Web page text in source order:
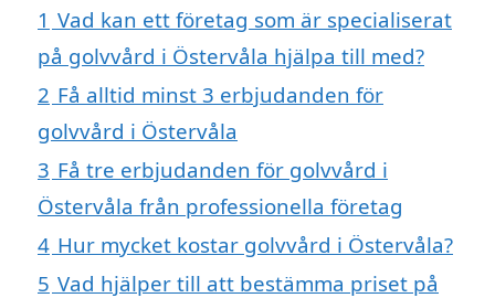
1 Vad kan ett företag som är specialiserat
på golvvård i Östervåla hjälpa till med?
2 Få alltid minst 3 erbjudanden för
golvvård i Östervåla
3 Få tre erbjudanden för golvvård i
Östervåla från professionella företag
4 Hur mycket kostar golvvård i Östervåla?
5 Vad hjälper till att bestämma priset på